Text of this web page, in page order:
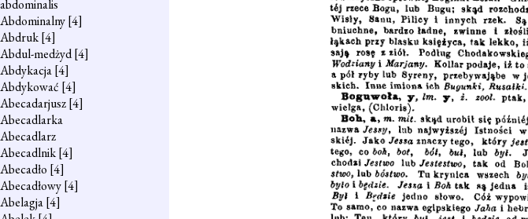
abdominalis
Abdominalny[4]
Abdruk[4]
Abdul-medżyd[4]
Abdykacja[4]
Abdykować [4]
Abecadarjusz[4]
Abecadlarka
Abecadlarz
Abecadlnik[4]
Abecadło [4]
Abecadłowy[4]
Abelagja[4]